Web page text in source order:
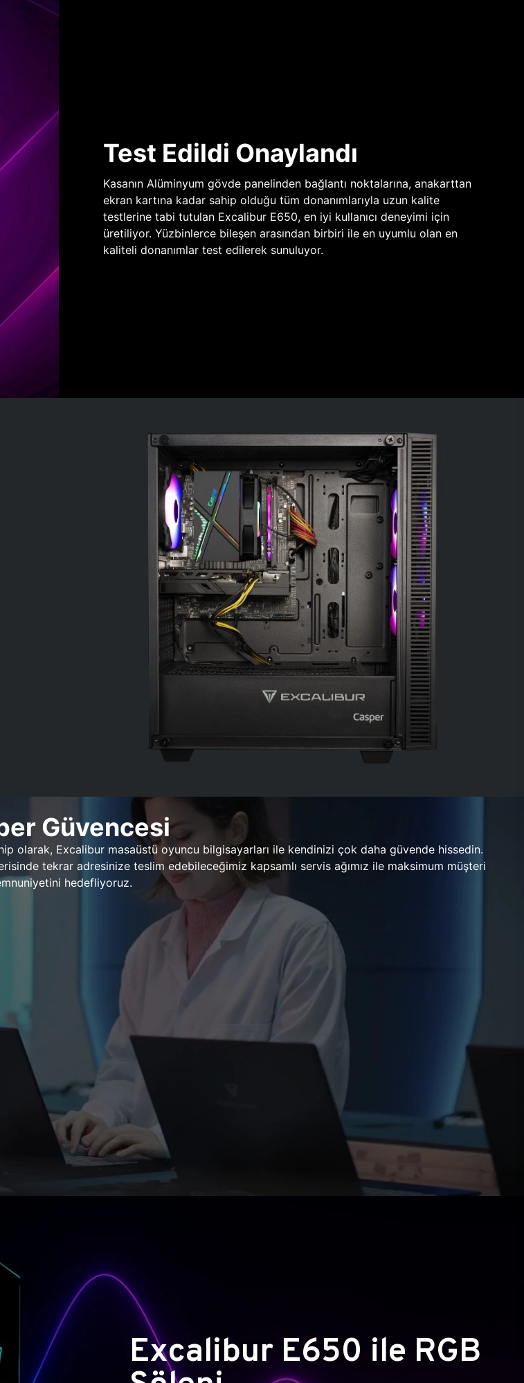
Test Edildi Onaylandı
Kasanın Alüminyum gövde panelinden bağlantı noktalarına, anakarttan
ekran kartına kadar sahip olduğu tüm donanımlarıyla uzun kalite
testlerine tabi tutulan Excalibur E650, en iyi kullanıcı deneyimi için
üretiliyor. Yüzbinlerce bileşen arasından birbiri ile en uyumlu olan en
kaliteli donanımlar test edilerek sunuluyor.
Güvencesi
olarak, Excalibur masaüstü oyuncu bilgisayarları ile kendinizi çok daha güvende hissedin.
tekrar adresinize teslim edebileceğimiz kapsamlı servis ağımız ile maksimum müşteri
hedefliyoruz.
Excalibur E650 ile RGB